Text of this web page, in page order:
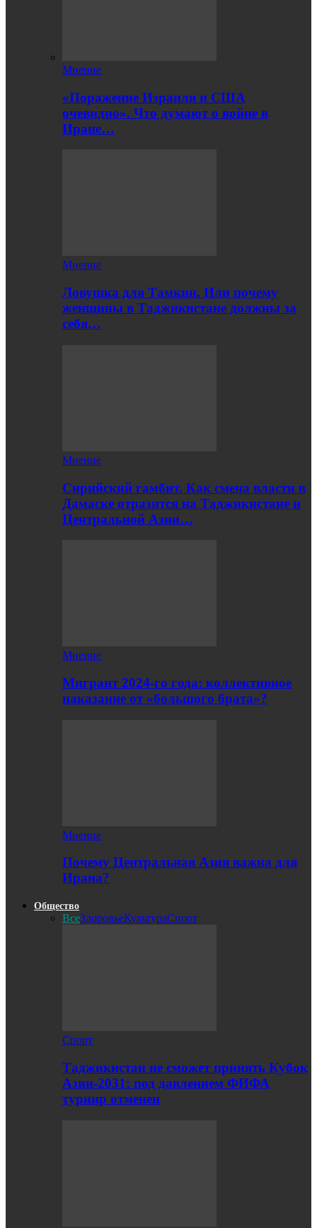
Мнение
«Поражение Израиля и США
очевидно». Что думают о войне в
Иране…
Мнение
Ловушка для Тамкин. Или почему
женщины в Таджикистане должны за
себя…
Мнение
Сирийский гамбит. Как смена власти в
Дамаске отразится на Таджикистане и
Центральной Азии…
Мнение
Мигрант 2024-го года: коллективное
наказание от «большого брата»?
Мнение
Почему Центральная Азия важна для
Ирана?
Общество
ВсеЗдоровьеКультураСпорт
Спорт
Таджикистан не сможет принять Кубок
Азии-2031: под давлением ФИФА
турнир отменен